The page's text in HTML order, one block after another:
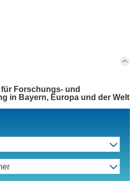
Forschungs- und
in Bayern, Europa und der Welt